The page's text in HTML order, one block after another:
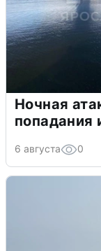
Ночная
попадания
6 августа 0